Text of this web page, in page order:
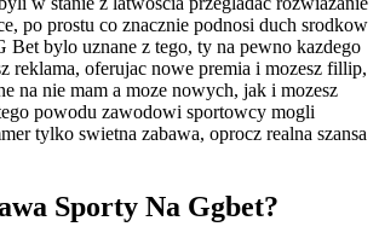
po prostu co znacznie podnosi duch srodkow
Bet bylo uznane z tego, ty na pewno kazdego
reklama, oferujac nowe premia i mozesz fillip,
na nie mam a moze nowych, jak i mozesz
powodu zawodowi sportowcy mogli
tylko swietna zabawa, oprocz realna szansa
Sporty Na Ggbet?